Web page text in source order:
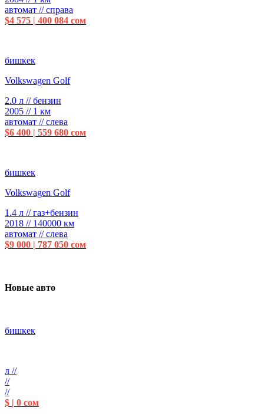
автомат // справа
$4 575 | 400 084 сом
бишкек
Volkswagen Golf
2.0 л // бензин
2005 // 1 км
автомат // слева
$6 400 | 559 680 сом
бишкек
Volkswagen Golf
1.4 л // газ+бензин
2018 // 140000 км
автомат // слева
$9 000 | 787 050 сом
Новые авто
бишкек
л //
//
//
$ | 0 сом